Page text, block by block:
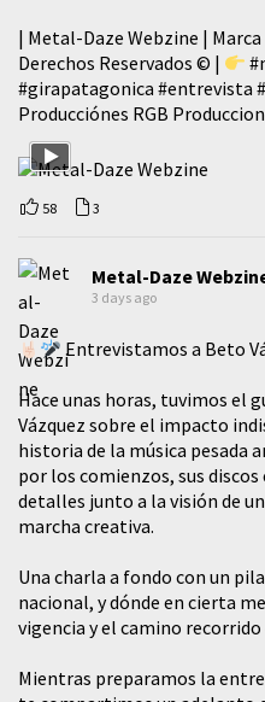
| Metal-Daze Webzine |
Derechos Reservados © |
#girapatagonica #entrevista
Producciónes RGB
58 3
Metal-Daze
3 days ago
Entrevistamos a Beto
Hace unas horas, tuvimos el
Vázquez sobre el impacto
historia de la música pesada
por los comienzos, sus
detalles junto a la visión de
marcha creativa.
​Una charla a fondo con un
nacional, y dónde en cierta
vigencia y el camino recorrido
Mientras preparamos la